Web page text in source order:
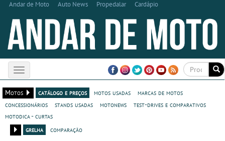
Andar de Moto Auto News Propedalar Cardápio
Toggle
navigation
Motos
catálogo e preços motos usadas
marcas de motos
concessionários
stands usadas motonews
test-drives e comparativos
motodica - curtas
grelha
comparação